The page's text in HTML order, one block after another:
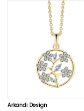
Arkandi Design